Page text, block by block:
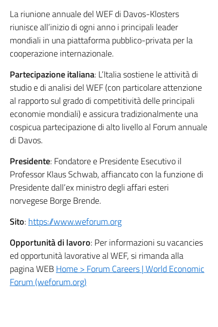
La riunione annuale del WEF di Davos-Klosters
riunisce all’inizio di ogni anno i principali leader
mondiali in una piattaforma pubblico-privata per la
cooperazione internazionale.
Partecipazione italiana: L’Italia sostiene le attività di
studio e di analisi del WEF (con particolare attenzione
al rapporto sul grado di competitività delle principali
economie mondiali) e assicura tradizionalmente una
cospicua partecipazione di alto livello al Forum annuale
di Davos.
Presidente: Fondatore e Presidente Esecutivo il
Professor Klaus Schwab, affiancato con la funzione di
Presidente dall’ex ministro degli affari esteri
norvegese Borge Brende.
Sito: https://www.weforum.org
Opportunità di lavoro: Per informazioni su vacancies
ed opportunità lavorative al WEF, si rimanda alla
pagina WEB Home > Forum Careers | World Economic
Forum (weforum.org)